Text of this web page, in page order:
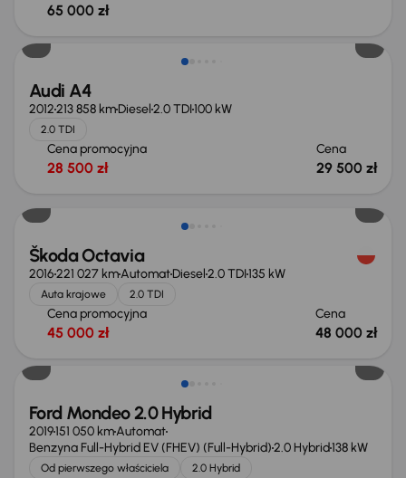
65 000 zł
Audi A4
2012213 858 kmDiesel2.0 TDI100 kW
2.0 TDI
Cena promocyjna
28 500 zł
Cena
29 500 zł
Škoda Octavia
2016221 027 kmAutomatDiesel2.0 TDI135 kW
Auta krajowe 2.0 TDI
Cena promocyjna
45 000 zł
Cena
48 000 zł
Taniej o 1 500 zł
Ford Mondeo 2.0 Hybrid
2019151 050 kmAutomat
Benzyna Full-Hybrid EV (FHEV) (Full-Hybrid)2.0 Hybrid138 kW
Od pierwszego właściciela 2.0 Hybrid